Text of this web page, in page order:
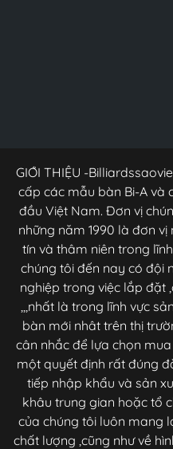
GIỚI THIỆU -
cấp các mẫu bàn Bi-A và
đầu Việt Nam. Đơn vị
những năm 1990 là đơn
tín và thâm niên trong
chúng tôi đến nay có đội
nghiệp trong việc lắp đặt
,,,nhất là trong lĩnh vực
bàn mới nhât trên thị
cân nhắc để lựa chọn
một quyết định rất đúng
tiếp nhập khẩu và sản
khâu trung gian hoặc tổ
của chúng tôi luôn mang
chất lượng ,cũng như về